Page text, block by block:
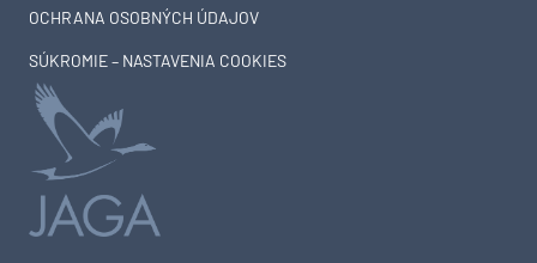
OCHRANA OSOBNÝCH ÚDAJOV
SÚKROMIE – NASTAVENIA COOKIES